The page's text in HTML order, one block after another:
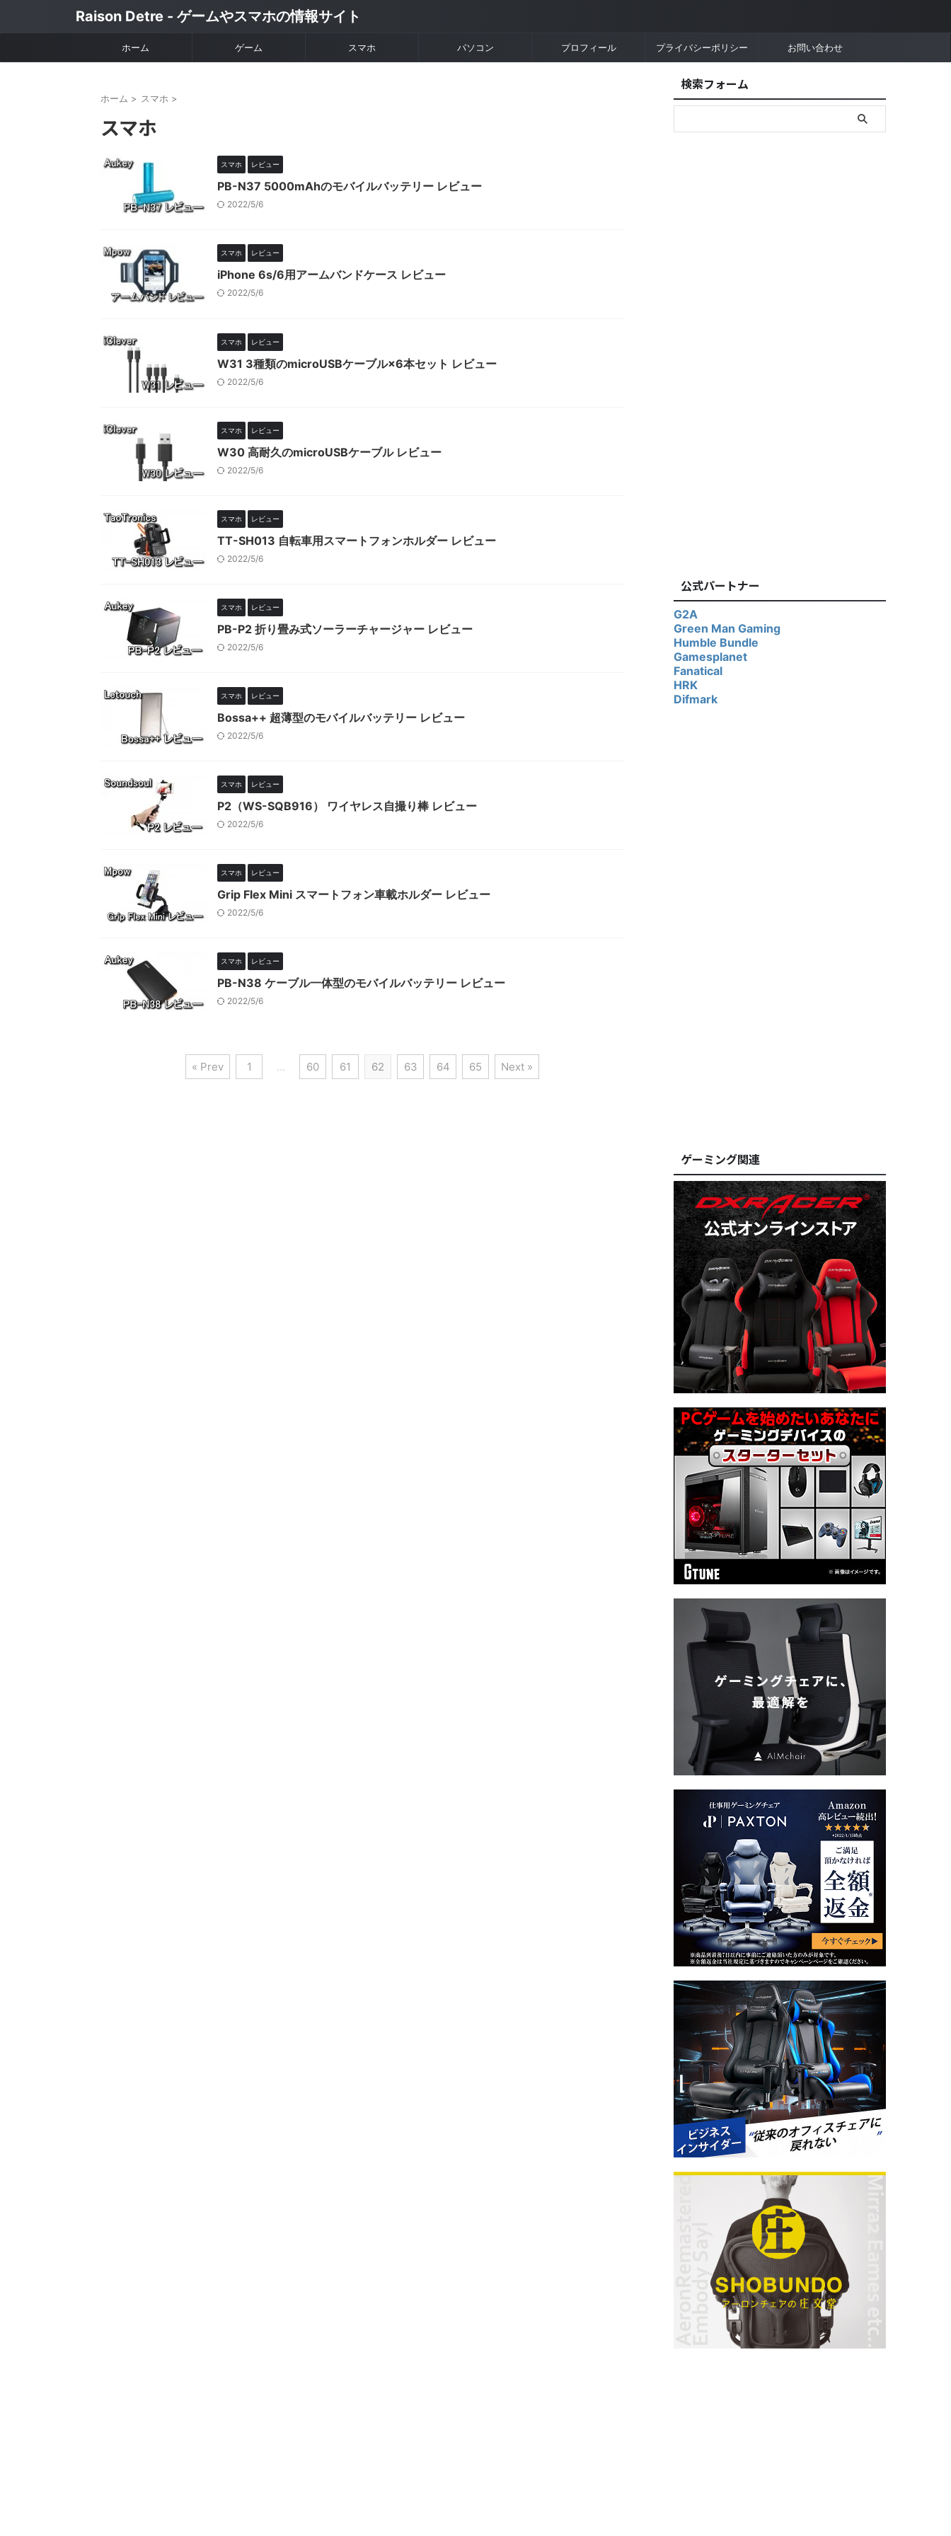
Raison Detre - ゲームやスマホの情報サイト
ホーム ゲーム スマホ パソコン プロフィール プライバシーポリシー お問い合わせ
ホーム > スマホ >
スマホ
スマホ レビュー
PB-N37 5000mAhのモバイルバッテリー レビュー
2022/5/6
スマホ レビュー
iPhone 6s/6用アームバンドケース レビュー
2022/5/6
スマホ レビュー
W31 3種類のmicroUSBケーブル×6本セット レビュー
2022/5/6
スマホ レビュー
W30 高耐久のmicroUSBケーブル レビュー
2022/5/6
スマホ レビュー
TT-SH013 自転車用スマートフォンホルダー レビュー
2022/5/6
スマホ レビュー
PB-P2 折り畳み式ソーラーチャージャー レビュー
2022/5/6
スマホ レビュー
Bossa++ 超薄型のモバイルバッテリー レビュー
2022/5/6
スマホ レビュー
P2（WS-SQB916） ワイヤレス自撮り棒 レビュー
2022/5/6
スマホ レビュー
Grip Flex Mini スマートフォン車載ホルダー レビュー
2022/5/6
スマホ レビュー
PB-N38 ケーブル一体型のモバイルバッテリー レビュー
2022/5/6
« Prev 1 … 60 61 62 63 64 65 Next »
検索フォーム
公式パートナー
G2A
Green Man Gaming
Humble Bundle
Gamesplanet
Fanatical
HRK
Difmark
ゲーミング関連